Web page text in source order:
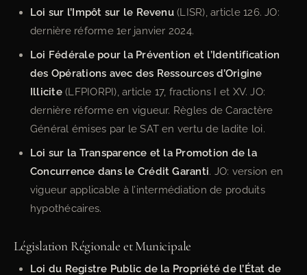
Loi sur l’Impôt sur le Revenu(LISR), article 126. JO:
dernière réforme 1er janvier 2024.
Loi Fédérale pour la Prévention et l’Identification
des Opérations avec des Ressources d’Origine
Illicite(LFPIORPI), article 17, fractions I et XV. JO:
dernière réforme en vigueur. Règles de Caractère
Général émises par le SAT en vertu de ladite loi.
Loi sur la Transparence et la Promotion de la
Concurrence dans le Crédit Garanti. JO: version en
vigueur applicable à l’intermédiation de produits
hypothécaires.
Législation Régionale et Municipale
Loi du Registre Public de la Propriété de l’État de